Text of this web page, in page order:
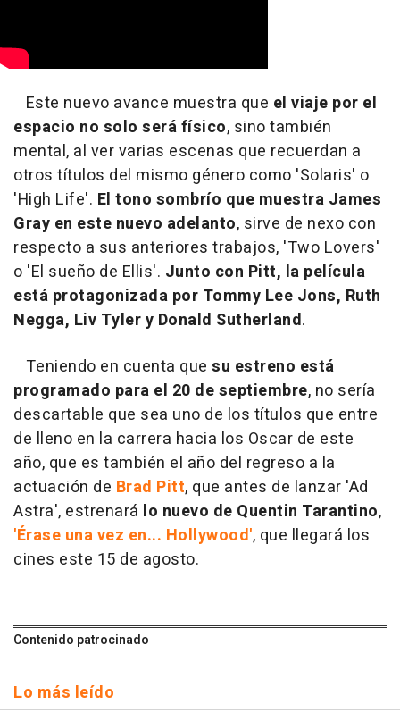
Este nuevo avance muestra que el viaje por el
espacio no solo será físico, sino también
mental, al ver varias escenas que recuerdan a
otros títulos del mismo género como 'Solaris' o
'High Life'. El tono sombrío que muestra James
Gray en este nuevo adelanto, sirve de nexo con
respecto a sus anteriores trabajos, 'Two Lovers'
o 'El sueño de Ellis'. Junto con Pitt, la película
está protagonizada por Tommy Lee Jons, Ruth
Negga, Liv Tyler y Donald Sutherland.
Teniendo en cuenta que su estreno está
programado para el 20 de septiembre, no sería
descartable que sea uno de los títulos que entre
de lleno en la carrera hacia los Oscar de este
año, que es también el año del regreso a la
actuación de Brad Pitt, que antes de lanzar 'Ad
Astra', estrenará lo nuevo de Quentin Tarantino,
'Érase una vez en... Hollywood', que llegará los
cines este 15 de agosto.
Contenido patrocinado
Lo más leído